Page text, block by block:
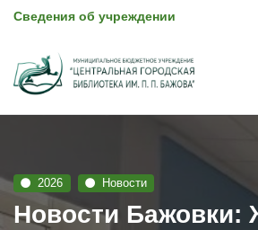
Сведения об учреждении
2026 Новости
Новости